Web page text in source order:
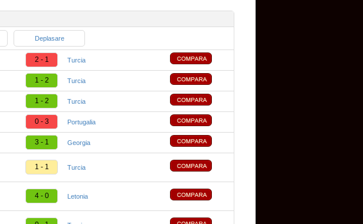
Deplasare
2 - 1 Turcia
1 - 2 Turcia
1 - 2 Turcia
0 - 3 Portugalia
3 - 1 Georgia
1 - 1 Turcia
4 - 0 Letonia